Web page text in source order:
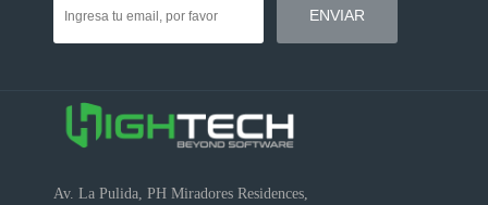
Av. La Pulida, PH Miradores Residences,